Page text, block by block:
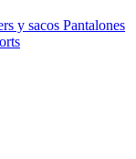
y sacos Pantalones